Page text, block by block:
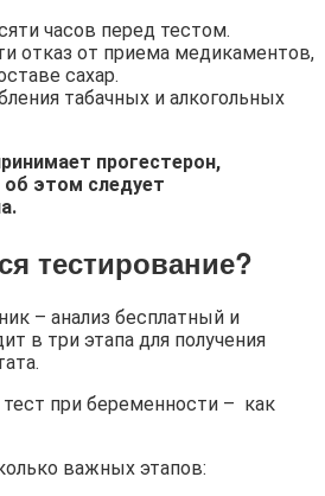
часов перед тестом.
отказ от приема медикаментов,
сахар.
табачных и алкогольных
прогестерон,
об этом следует
тестирование?
при беременности – как
важных этапов: